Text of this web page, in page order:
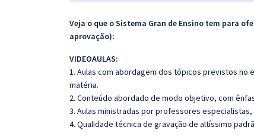
Veja o que o Sistema Gran de Ensino tem para
aprovação):
VIDEOAULAS:
1. Aulas com abordagem dos tópicos previstos no
matéria.
2. Conteúdo abordado de modo objetivo, com
3. Aulas ministradas por professores
4. Qualidade técnica de gravação de altíssimo